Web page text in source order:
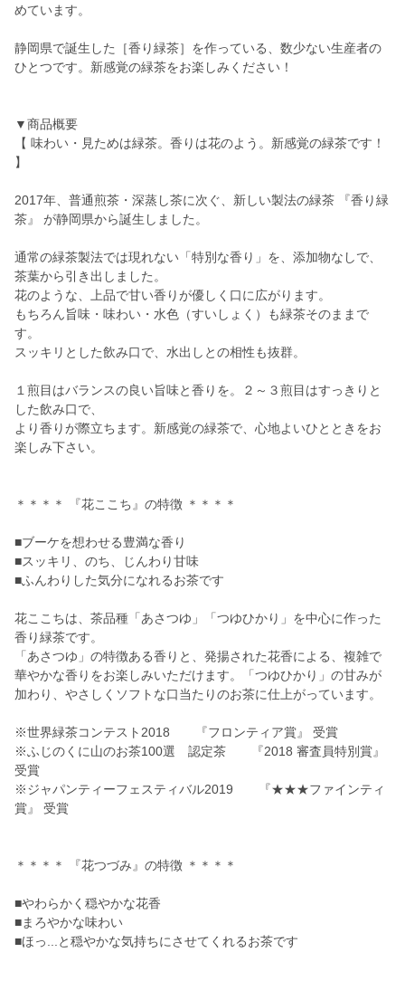
めています。
静岡県で誕生した［香り緑茶］を作っている、数少ない生産者の
ひとつです。新感覚の緑茶をお楽しみください！
▼商品概要
【 味わい・見ためは緑茶。香りは花のよう。新感覚の緑茶です！
】
2017年、普通煎茶・深蒸し茶に次ぐ、新しい製法の緑茶 『香り緑
茶』 が静岡県から誕生しました。
通常の緑茶製法では現れない「特別な香り」を、添加物なしで、
茶葉から引き出しました。
花のような、上品で甘い香りが優しく口に広がります。
もちろん旨味・味わい・水色（すいしょく）も緑茶そのままで
す。
スッキリとした飲み口で、水出しとの相性も抜群。
１煎目はバランスの良い旨味と香りを。２～３煎目はすっきりと
した飲み口で、
より香りが際立ちます。新感覚の緑茶で、心地よいひとときをお
楽しみ下さい。
＊＊＊＊ 『花ここち』の特徴 ＊＊＊＊
■ブーケを想わせる豊満な香り
■スッキリ、のち、じんわり甘味
■ふんわりした気分になれるお茶です
花ここちは、茶品種「あさつゆ」「つゆひかり」を中心に作った
香り緑茶です。
「あさつゆ」の特徴ある香りと、発揚された花香による、複雑で
華やかな香りをお楽しみいただけます。「つゆひかり」の甘みが
加わり、やさしくソフトな口当たりのお茶に仕上がっています。
※世界緑茶コンテスト2018 『フロンティア賞』 受賞
※ふじのくに山のお茶100選 認定茶 『2018 審査員特別賞』
受賞
※ジャパンティーフェスティバル2019 『★★★ファインティ
賞』 受賞
＊＊＊＊ 『花つづみ』の特徴 ＊＊＊＊
■やわらかく穏やかな花香
■まろやかな味わい
■ほっ...と穏やかな気持ちにさせてくれるお茶です